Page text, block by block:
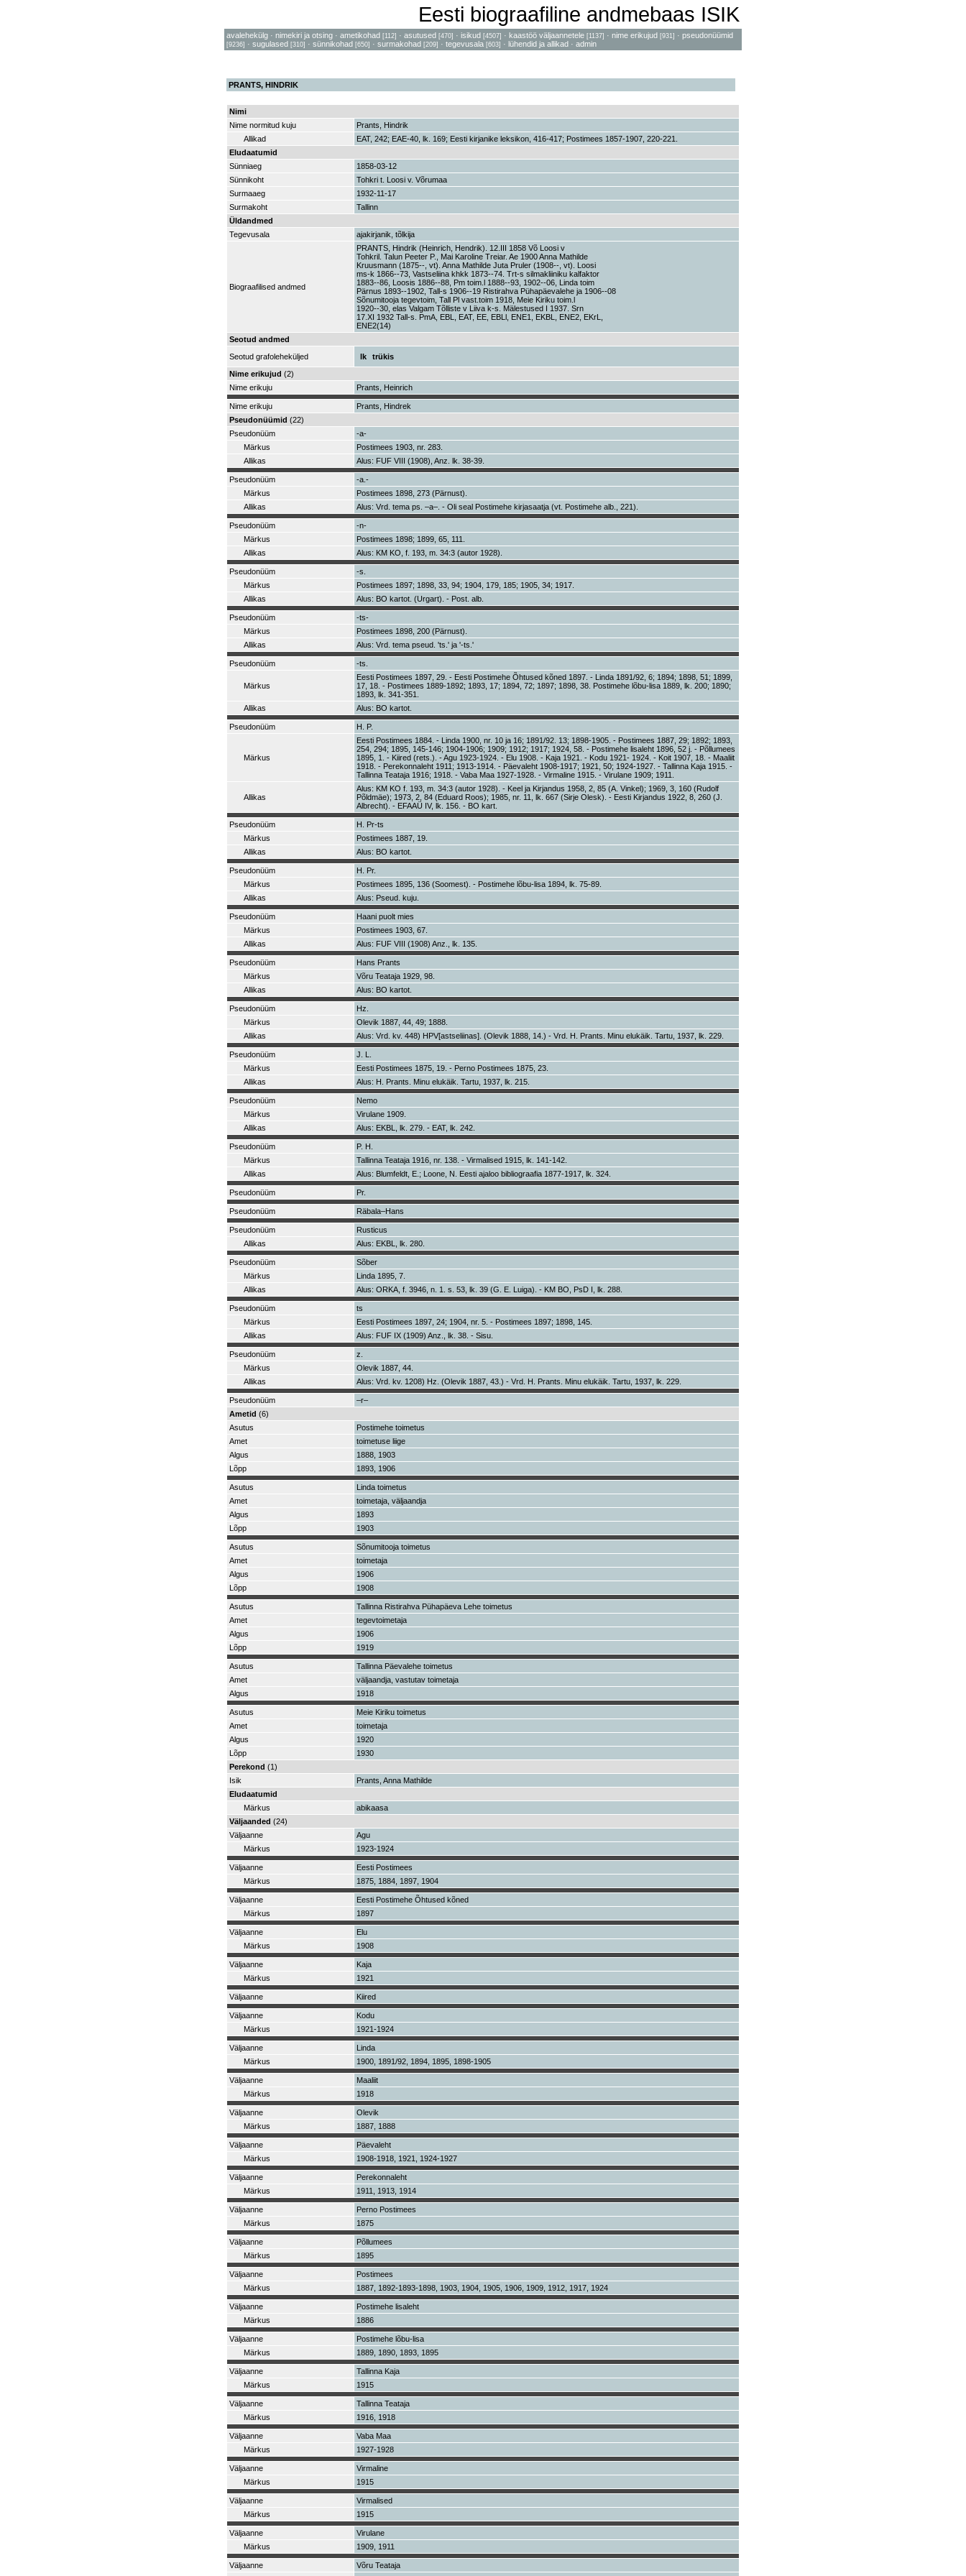
Eesti biograafiline andmebaas ISIK
avalehekülg · nimekiri ja otsing · ametikohad [112] · asutused [470] · isikud [4507] · kaastöö väljaannetele [1137] · nime erikujud [931] · pseudonüümid
[9236] · sugulased [310] · sünnikohad [650] · surmakohad [209] · tegevusala [603] · lühendid ja allikad · admin
PRANTS, HINDRIK
Nimi
Nime normitud kuju
Prants, Hindrik
Allikad
EAT, 242; EAE-40, lk. 169; Eesti kirjanike leksikon, 416-417; Postimees 1857-1907, 220-221.
Eludaatumid
Sünniaeg
1858-03-12
Sünnikoht
Tohkri t. Loosi v. Võrumaa
Surmaaeg
1932-11-17
Surmakoht
Tallinn
Üldandmed
Tegevusala
ajakirjanik, tõlkija
Biograafilised andmed
PRANTS, Hindrik (Heinrich, Hendrik). 12.III 1858 Võ Loosi v
Tohkril. Talun Peeter P., Mai Karoline Treiar. Ae 1900 Anna Mathilde
Kruusmann (1875--, vt). Anna Mathilde Juta Pruler (1908--, vt). Loosi
ms-k 1866--73, Vastseliina khkk 1873--74. Trt-s silmakliiniku kalfaktor
1883--86, Loosis 1886--88, Pm toim.l 1888--93, 1902--06, Linda toim
Pärnus 1893--1902, Tall-s 1906--19 Ristirahva Pühapäevalehe ja 1906--08
Sõnumitooja tegevtoim, Tall Pl vast.toim 1918, Meie Kiriku toim.l
1920--30, elas Valgam Tõlliste v Liiva k-s. Mälestused I 1937. Srn
17.XI 1932 Tall-s. PmA, EBL, EAT, EE, EBLl, ENE1, EKBL, ENE2, EKrL,
ENE2(14)
Seotud andmed
Seotud grafoleheküljed
lk
trükis
Nime erikujud (2)
Nime erikuju
Prants, Heinrich
Nime erikuju
Prants, Hindrek
Pseudonüümid (22)
Pseudonüüm
-a-
Märkus
Postimees 1903, nr. 283.
Allikas
Alus: FUF VIII (1908), Anz. lk. 38-39.
Pseudonüüm
-a.-
Märkus
Postimees 1898, 273 (Pärnust).
Allikas
Alus: Vrd. tema ps. –a–. - Oli seal Postimehe kirjasaatja (vt. Postimehe alb., 221).
Pseudonüüm
-n-
Märkus
Postimees 1898; 1899, 65, 111.
Allikas
Alus: KM KO, f. 193, m. 34:3 (autor 1928).
Pseudonüüm
-s.
Märkus
Postimees 1897; 1898, 33, 94; 1904, 179, 185; 1905, 34; 1917.
Allikas
Alus: BO kartot. (Urgart). - Post. alb.
Pseudonüüm
-ts-
Märkus
Postimees 1898, 200 (Pärnust).
Allikas
Alus: Vrd. tema pseud. 'ts.' ja '-ts.'
Pseudonüüm -ts.
Märkus
Eesti Postimees 1897, 29. - Eesti Postimehe Õhtused kõned 1897. - Linda 1891/92, 6; 1894; 1898, 51; 1899,
17, 18. - Postimees 1889-1892; 1893, 17; 1894, 72; 1897; 1898, 38. Postimehe lõbu-lisa 1889, lk. 200; 1890;
1893, lk. 341-351.
Allikas
Alus: BO kartot.
Pseudonüüm H. P.
Märkus
Eesti Postimees 1884. - Linda 1900, nr. 10 ja 16; 1891/92. 13; 1898-1905. - Postimees 1887, 29; 1892; 1893,
254, 294; 1895, 145-146; 1904-1906; 1909; 1912; 1917; 1924, 58. - Postimehe lisaleht 1896, 52 j. - Põllumees
1895, 1. - Kiired (rets.). - Agu 1923-1924. - Elu 1908. - Kaja 1921. - Kodu 1921- 1924. - Koit 1907, 18. - Maaliit
1918. - Perekonnaleht 1911; 1913-1914. - Päevaleht 1908-1917; 1921, 50; 1924-1927. - Tallinna Kaja 1915. -
Tallinna Teataja 1916; 1918. - Vaba Maa 1927-1928. - Virmaline 1915. - Virulane 1909; 1911.
Allikas
Alus: KM KO f. 193, m. 34:3 (autor 1928). - Keel ja Kirjandus 1958, 2, 85 (A. Vinkel); 1969, 3, 160 (Rudolf
Põldmäe); 1973, 2, 84 (Eduard Roos); 1985, nr. 11, lk. 667 (Sirje Olesk). - Eesti Kirjandus 1922, 8, 260 (J.
Albrecht). - EFAAÜ IV, lk. 156. - BO kart.
Pseudonüüm
H. Pr-ts
Märkus
Postimees 1887, 19.
Allikas
Alus: BO kartot.
Pseudonüüm
H. Pr.
Märkus
Postimees 1895, 136 (Soomest). - Postimehe lõbu-lisa 1894, lk. 75-89.
Allikas
Alus: Pseud. kuju.
Pseudonüüm
Haani puolt mies
Märkus
Postimees 1903, 67.
Allikas
Alus: FUF VIII (1908) Anz., lk. 135.
Pseudonüüm
Hans Prants
Märkus
Võru Teataja 1929, 98.
Allikas
Alus: BO kartot.
Pseudonüüm
Hz.
Märkus
Olevik 1887, 44, 49; 1888.
Allikas
Alus: Vrd. kv. 448) HPV[astseliinas]. (Olevik 1888, 14.) - Vrd. H. Prants. Minu elukäik. Tartu, 1937, lk. 229.
Pseudonüüm
J. L.
Märkus
Eesti Postimees 1875, 19. - Perno Postimees 1875, 23.
Allikas
Alus: H. Prants. Minu elukäik. Tartu, 1937, lk. 215.
Pseudonüüm
Nemo
Märkus
Virulane 1909.
Allikas
Alus: EKBL, lk. 279. - EAT, lk. 242.
Pseudonüüm
P. H.
Märkus
Tallinna Teataja 1916, nr. 138. - Virmalised 1915, lk. 141-142.
Allikas
Alus: Blumfeldt, E.; Loone, N. Eesti ajaloo bibliograafia 1877-1917, lk. 324.
Pseudonüüm Pr.
Pseudonüüm Räbala–Hans
Pseudonüüm
Rusticus
Allikas
Alus: EKBL, lk. 280.
Pseudonüüm
Sõber
Märkus
Linda 1895, 7.
Allikas
Alus: ORKA, f. 3946, n. 1. s. 53, lk. 39 (G. E. Luiga). - KM BO, PsD I, lk. 288.
Pseudonüüm
ts
Märkus
Eesti Postimees 1897, 24; 1904, nr. 5. - Postimees 1897; 1898, 145.
Allikas
Alus: FUF IX (1909) Anz., lk. 38. - Sisu.
Pseudonüüm
z.
Märkus
Olevik 1887, 44.
Allikas
Alus: Vrd. kv. 1208) Hz. (Olevik 1887, 43.) - Vrd. H. Prants. Minu elukäik. Tartu, 1937, lk. 229.
Pseudonüüm
–r–
Ametid (6)
Asutus
Postimehe toimetus
Amet
toimetuse liige
Algus
1888, 1903
Lõpp
1893, 1906
Asutus
Linda toimetus
Amet
toimetaja, väljaandja
Algus
1893
Lõpp
1903
Asutus
Sõnumitooja toimetus
Amet
toimetaja
Algus
1906
Lõpp
1908
Asutus
Tallinna Ristirahva Pühapäeva Lehe toimetus
Amet
tegevtoimetaja
Algus
1906
Lõpp
1919
Asutus
Tallinna Päevalehe toimetus
Amet
väljaandja, vastutav toimetaja
Algus
1918
Asutus
Meie Kiriku toimetus
Amet
toimetaja
Algus
1920
Lõpp
1930
Perekond (1)
Isik
Prants, Anna Mathilde
Eludaatumid
Märkus
abikaasa
Väljaanded (24)
Väljaanne
Agu
Märkus
1923-1924
Väljaanne
Eesti Postimees
Märkus
1875, 1884, 1897, 1904
Väljaanne
Eesti Postimehe Õhtused kõned
Märkus
1897
Väljaanne
Elu
Märkus
1908
Väljaanne
Kaja
Märkus
1921
Väljaanne Kiired
Väljaanne
Kodu
Märkus
1921-1924
Väljaanne
Linda
Märkus
1900, 1891/92, 1894, 1895, 1898-1905
Väljaanne
Maaliit
Märkus
1918
Väljaanne
Olevik
Märkus
1887, 1888
Väljaanne
Päevaleht
Märkus
1908-1918, 1921, 1924-1927
Väljaanne
Perekonnaleht
Märkus
1911, 1913, 1914
Väljaanne
Perno Postimees
Märkus
1875
Väljaanne
Põllumees
Märkus
1895
Väljaanne
Postimees
Märkus
1887, 1892-1893-1898, 1903, 1904, 1905, 1906, 1909, 1912, 1917, 1924
Väljaanne
Postimehe lisaleht
Märkus
1886
Väljaanne
Postimehe lõbu-lisa
Märkus
1889, 1890, 1893, 1895
Väljaanne
Tallinna Kaja
Märkus
1915
Väljaanne
Tallinna Teataja
Märkus
1916, 1918
Väljaanne
Vaba Maa
Märkus
1927-1928
Väljaanne
Virmaline
Märkus
1915
Väljaanne
Virmalised
Märkus
1915
Väljaanne
Virulane
Märkus
1909, 1911
Väljaanne
Võru Teataja